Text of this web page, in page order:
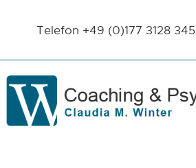
Telefon +49 (0)177 3128 345